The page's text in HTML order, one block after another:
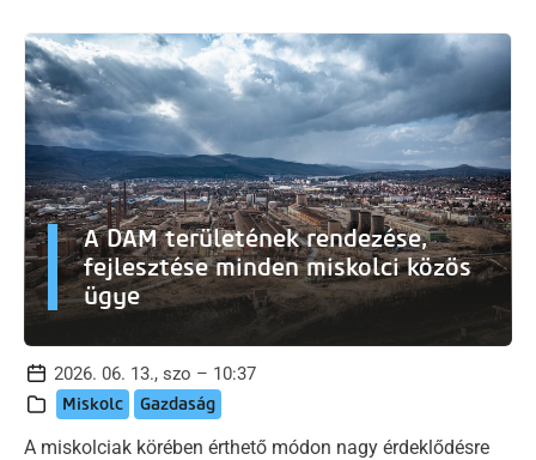
A DAM területének rendezése,
fejlesztése minden miskolci közös
ügye
2026. 06. 13., szo – 10:37
Miskolc Gazdaság
A miskolciak körében érthető módon nagy érdeklődésre